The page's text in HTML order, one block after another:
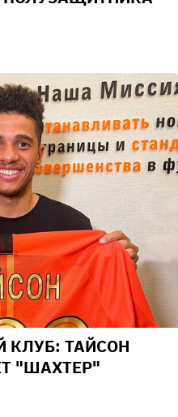
КЛУБ: ТАЙСОН
"ШАХТЕР"